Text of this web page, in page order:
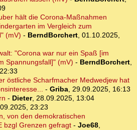
hält die Corona-Maßnahmen
im Vergleich zum
(mV) - BerndBorchert, 01.10.2025,
"Corona war nur ein Spaß [im
Spannungsfall]" (mV) - BerndBorchert,
östliche Scharfmacher Medwedjew hat
- Griba, 29.09.2025, 16:13
- Dieter, 28.09.2025, 13:04
23:23
von den demokratischen
bzgl Grenzen gefragt - Joe68,